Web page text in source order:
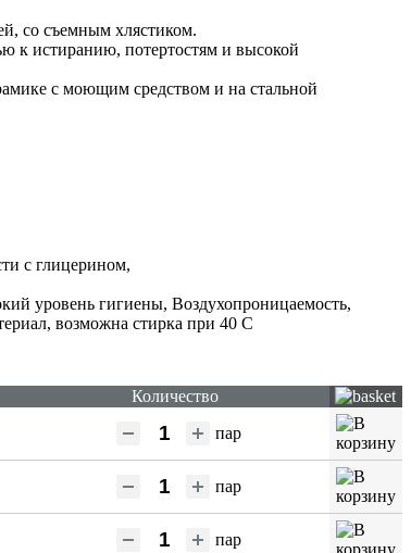
со съемным хлястиком.
к истиранию, потертостям и высокой
с моющим средством и на стальной
с глицерином,
уровень гигиены, Воздухопроницаемость,
возможна стирка при 40 С
Количество
пар
пар
пар